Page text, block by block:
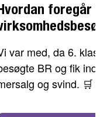
foregår
var med, da 6.
BR og fik
og svind. 🛒